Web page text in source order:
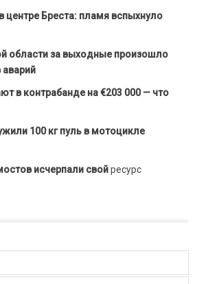
центре Бреста: пламя вспыхнуло
области за выходные произошло
аварий
в контрабанде на €203 000 — что
100 кг пуль в мотоцикле
исчерпали свойресурс